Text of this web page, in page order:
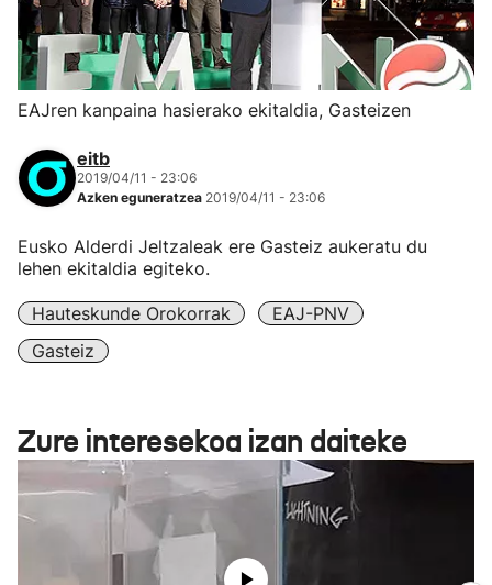
EAJren kanpaina hasierako ekitaldia, Gasteizen
eitb
2019/04/11 - 23:06
Azken eguneratzea 2019/04/11 - 23:06
Eusko Alderdi Jeltzaleak ere Gasteiz aukeratu du
lehen ekitaldia egiteko.
Hauteskunde Orokorrak
EAJ-PNV
Gasteiz
Zure interesekoa izan daiteke